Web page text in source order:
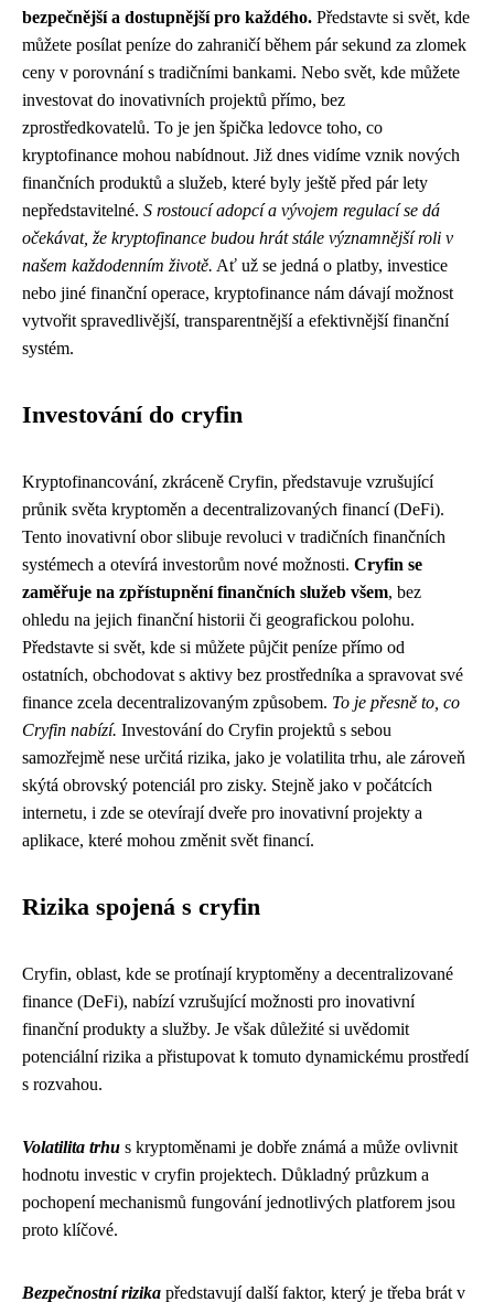
bezpečnější a dostupnější pro každého. Představte si svět, kde
můžete posílat peníze do zahraničí během pár sekund za zlomek
ceny v porovnání s tradičními bankami. Nebo svět, kde můžete
investovat do inovativních projektů přímo, bez
zprostředkovatelů. To je jen špička ledovce toho, co
kryptofinance mohou nabídnout. Již dnes vidíme vznik nových
finančních produktů a služeb, které byly ještě před pár lety
nepředstavitelné. S rostoucí adopcí a vývojem regulací se dá
očekávat, že kryptofinance budou hrát stále významnější roli v
našem každodenním životě. Ať už se jedná o platby, investice
nebo jiné finanční operace, kryptofinance nám dávají možnost
vytvořit spravedlivější, transparentnější a efektivnější finanční
systém.
Investování do cryfin
Kryptofinancování, zkráceně Cryfin, představuje vzrušující
průnik světa kryptoměn a decentralizovaných financí (DeFi).
Tento inovativní obor slibuje revoluci v tradičních finančních
systémech a otevírá investorům nové možnosti. Cryfin se
zaměřuje na zpřístupnění finančních služeb všem, bez
ohledu na jejich finanční historii či geografickou polohu.
Představte si svět, kde si můžete půjčit peníze přímo od
ostatních, obchodovat s aktivy bez prostředníka a spravovat své
finance zcela decentralizovaným způsobem. To je přesně to, co
Cryfin nabízí. Investování do Cryfin projektů s sebou
samozřejmě nese určitá rizika, jako je volatilita trhu, ale zároveň
skýtá obrovský potenciál pro zisky. Stejně jako v počátcích
internetu, i zde se otevírají dveře pro inovativní projekty a
aplikace, které mohou změnit svět financí.
Rizika spojená s cryfin
Cryfin, oblast, kde se protínají kryptoměny a decentralizované
finance (DeFi), nabízí vzrušující možnosti pro inovativní
finanční produkty a služby. Je však důležité si uvědomit
potenciální rizika a přistupovat k tomuto dynamickému prostředí
s rozvahou.
Volatilita trhu s kryptoměnami je dobře známá a může ovlivnit
hodnotu investic v cryfin projektech. Důkladný průzkum a
pochopení mechanismů fungování jednotlivých platforem jsou
proto klíčové.
Bezpečnostní rizika představují další faktor, který je třeba brát v